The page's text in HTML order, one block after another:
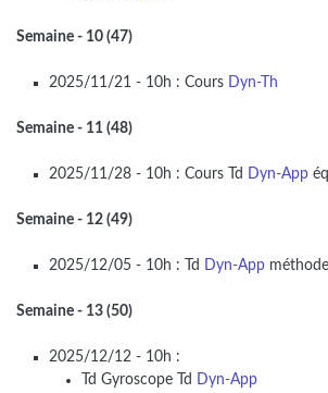
Semaine - 10 (47)
2025/11/21 - 10h : Cours Dyn-Th
Semaine - 11 (48)
2025/11/28 - 10h : Cours Td Dyn-App
Semaine - 12 (49)
2025/12/05 - 10h : Td Dyn-App
Semaine - 13 (50)
2025/12/12 - 10h :
Td Gyroscope Td
Dyn-App